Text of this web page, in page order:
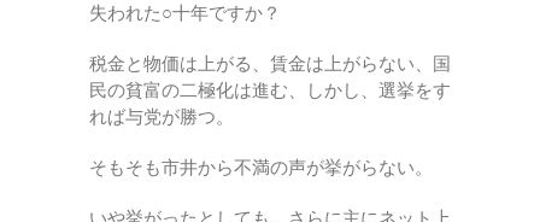
失われた○十年ですか？
税金と物価は上がる、賃金は上がらない、国
民の貧富の二極化は進む、しかし、選挙をす
れば与党が勝つ。
そもそも市井から不満の声が挙がらない。